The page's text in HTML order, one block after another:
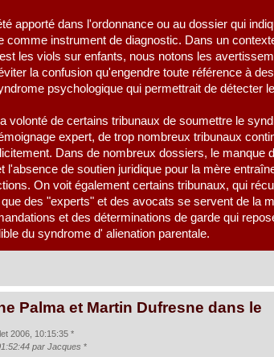
apporté dans l'ordonnance ou au dossier qui
comme instrument de diagnostic. Dans un
les viols sur enfants, nous notons les
la confusion qu'engendre toute référence à
psychologique qui permettrait de détecter
volonté de certains tribunaux de soumettre le
expert, de trop nombreux tribunaux
Dans de nombreux dossiers, le manque
l'absence de soutien juridique pour la mère
On voit également certains tribunaux, qui
des "experts" et des avocats se servent de la
et des déterminations de garde qui
du syndrome d' alienation parentale.
Palma et Martin Dufresne dans le
2006, 10:15:35 *
par Jacques *